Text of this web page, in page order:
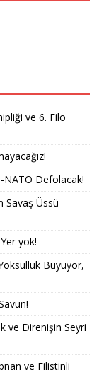
ve 6. Filo
NATO Defolacak!
Savaş Üssü
yok!
Büyüyor,
ve Direnişin Seyri
ve Filistinli